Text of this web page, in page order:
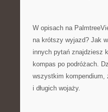
W opisach na
na krótszy wyjazd? Jak
innych pytań znajdziesz
kompas po podróżach.
wszystkim kompendium,
i długich wojaży.